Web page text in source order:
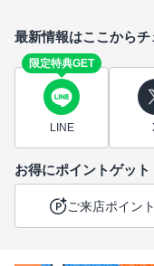
最新情報はここからチ
限定特典GET
LINE
お得にポイントゲット
ご来店ポイント